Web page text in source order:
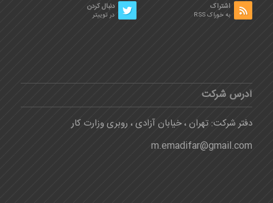
دنبال کردن
در توییتر
اشتراک
به خوراک RSS
آدرس شرکت
دفتر شرکت: تهران ، خیابان آزادی ، روبری وزارت کار
m.emadifar@gmail.com